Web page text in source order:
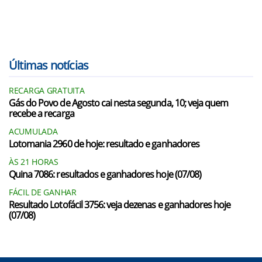
Últimas notícias
RECARGA GRATUITA
Gás do Povo de Agosto cai nesta segunda, 10; veja quem
recebe a recarga
ACUMULADA
Lotomania 2960 de hoje: resultado e ganhadores
ÀS 21 HORAS
Quina 7086: resultados e ganhadores hoje (07/08)
FÁCIL DE GANHAR
Resultado Lotofácil 3756: veja dezenas e ganhadores hoje
(07/08)